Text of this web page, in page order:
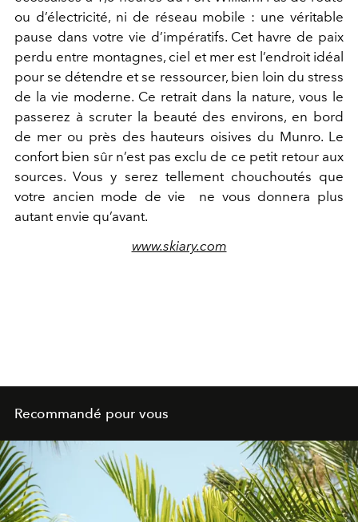
ou d’électricité, ni de réseau mobile : une véritable
pause dans votre vie d’impératifs. Cet havre de paix
perdu entre montagnes, ciel et mer est l’endroit idéal
pour se détendre et se ressourcer, bien loin du stress
de la vie moderne. Ce retrait dans la nature, vous le
passerez à scruter la beauté des environs, en bord
de mer ou près des hauteurs oisives du Munro. Le
confort bien sûr n’est pas exclu de ce petit retour aux
sources. Vous y serez tellement chouchoutés que
votre ancien mode de vie ne vous donnera plus
autant envie qu’avant.
www.skiary.com
Recommandé pour vous